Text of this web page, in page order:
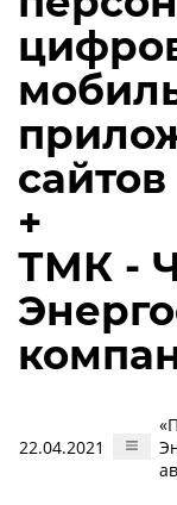
сайтов
+
ТМК -
22.04.2021